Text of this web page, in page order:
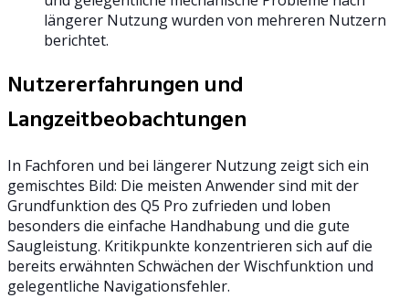
längerer Nutzung wurden von mehreren Nutzern
berichtet.
Nutzererfahrungen und
Langzeitbeobachtungen
In Fachforen und bei längerer Nutzung zeigt sich ein
gemischtes Bild: Die meisten Anwender sind mit der
Grundfunktion des Q5 Pro zufrieden und loben
besonders die einfache Handhabung und die gute
Saugleistung. Kritikpunkte konzentrieren sich auf die
bereits erwähnten Schwächen der Wischfunktion und
gelegentliche Navigationsfehler.